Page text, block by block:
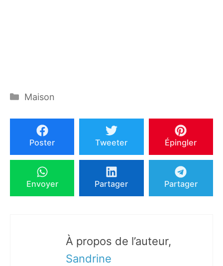
Catégories
Maison
Poster Tweeter Épingler
Envoyer Partager Partager
À propos de l’auteur,
Sandrine